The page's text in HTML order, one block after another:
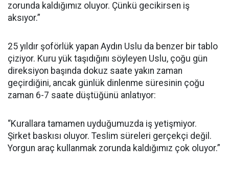
zorunda kaldığımız oluyor. Çünkü gecikirsen iş
aksıyor.”
25 yıldır şoförlük yapan Aydın Uslu da benzer bir tablo
çiziyor. Kuru yük taşıdığını söyleyen Uslu, çoğu gün
direksiyon başında dokuz saate yakın zaman
geçirdiğini, ancak günlük dinlenme süresinin çoğu
zaman 6-7 saate düştüğünü anlatıyor:
“Kurallara tamamen uyduğumuzda iş yetişmiyor.
Şirket baskısı oluyor. Teslim süreleri gerçekçi değil.
Yorgun araç kullanmak zorunda kaldığımız çok oluyor.”